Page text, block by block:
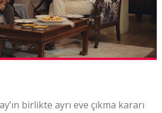
birlikte ayrı eve çıkma kararı